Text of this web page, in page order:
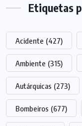
Etiquetas
Acidente (427)
Ambiente (315)
Autárquicas (273)
Bombeiros (677)